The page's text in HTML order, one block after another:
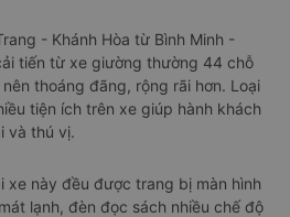
- Khánh Hòa từ Bình Minh -
tiến từ xe giường thường 44 chỗ
thoáng đãng, rộng rãi hơn. Loại
tiện ích trên xe giúp hành khách
và thú vị.
xe này đều được trang bị màn hình
lạnh, đèn đọc sách nhiều chế độ